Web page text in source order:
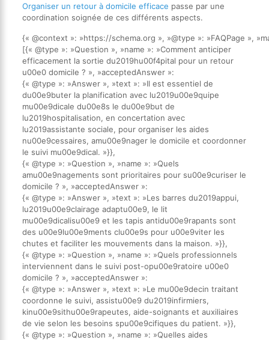
Organiser un retour à domicile efficace passe par une
coordination soignée de ces différents aspects.
{« @context »: »https://schema.org », »@type »: »FAQPage »,
[{« @type »: »Question », »name »: »Comment anticiper
efficacement la sortie du2019hu00f4pital pour un retour
u00e0 domicile ? », »acceptedAnswer »:
{« @type »: »Answer », »text »: »Il est essentiel de
du00e9buter la planification avec lu2019u00e9quipe
mu00e9dicale du00e8s le du00e9but de
lu2019hospitalisation, en concertation avec
lu2019assistante sociale, pour organiser les aides
nu00e9cessaires, amu00e9nager le domicile et coordonner
le suivi mu00e9dical. »}},
{« @type »: »Question », »name »: »Quels
amu00e9nagements sont prioritaires pour su00e9curiser le
domicile ? », »acceptedAnswer »:
{« @type »: »Answer », »text »: »Les barres du2019appui,
lu2019u00e9clairage adaptu00e9, le lit
mu00e9dicalisu00e9 et les tapis antidu00e9rapants sont
des u00e9lu00e9ments clu00e9s pour u00e9viter les
chutes et faciliter les mouvements dans la maison. »}},
{« @type »: »Question », »name »: »Quels professionnels
interviennent dans le suivi post-opu00e9ratoire u00e0
domicile ? », »acceptedAnswer »:
{« @type »: »Answer », »text »: »Le mu00e9decin traitant
coordonne le suivi, assistu00e9 du2019infirmiers,
kinu00e9sithu00e9rapeutes, aide-soignants et auxiliaires
de vie selon les besoins spu00e9cifiques du patient. »}},
{« @type »: »Question », »name »: »Quelles aides